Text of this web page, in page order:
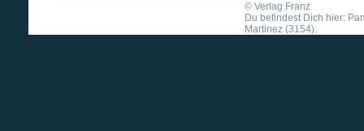
© Verlag Franz
Du befindest Dich hier:
Martinez (3154).